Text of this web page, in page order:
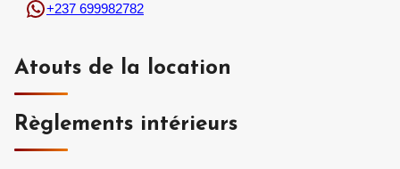
+237 699982782
Atouts de la location
Règlements intérieurs